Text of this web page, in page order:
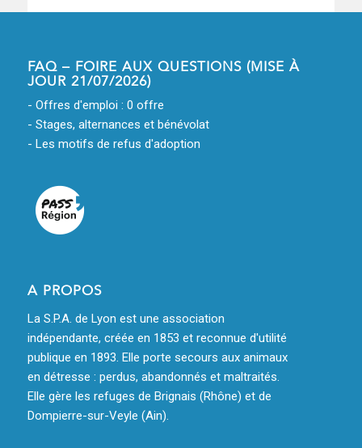
FAQ – FOIRE AUX QUESTIONS (MISE À
JOUR 21/07/2026)
- Offres d'emploi : 0 offre
- Stages, alternances et bénévolat
- Les motifs de refus d'adoption
A PROPOS
La S.P.A. de Lyon est une association
indépendante, créée en 1853 et reconnue d'utilité
publique en 1893. Elle porte secours aux animaux
en détresse : perdus, abandonnés et maltraités.
Elle gère les refuges de Brignais (Rhône) et de
Dompierre-sur-Veyle (Ain).